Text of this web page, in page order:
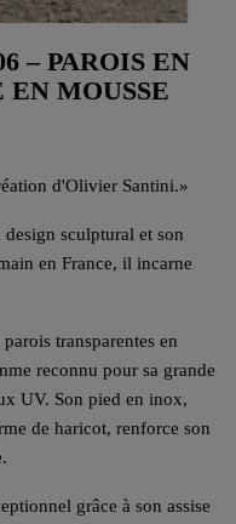
– PAROIS EN
MOUSSE
d'Olivier Santini.»
sculptural et son
en France, il incarne
transparentes en
reconnu pour sa grande
UV. Son pied en inox,
de haricot, renforce son
grâce à son assise